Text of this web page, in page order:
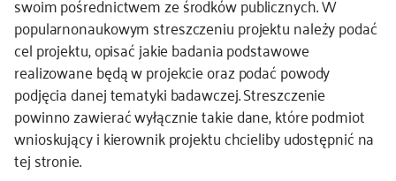
popularnonaukowym streszczeniu projektu należy podać
cel projektu, opisać jakie badania podstawowe
realizowane będą w projekcie oraz podać powody
podjęcia danej tematyki badawczej. Streszczenie
powinno zawierać wyłącznie takie dane, które podmiot
wnioskujący i kierownik projektu chcieliby udostępnić na
tej stronie.